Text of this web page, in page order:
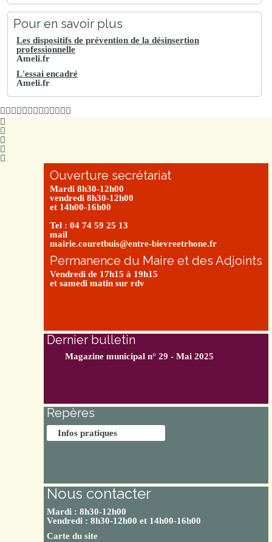
Pour en savoir plus
Les dispositifs de prévention de la désinsertion
professionnelle
Ameli.fr
L'essai encadré
Ameli.fr
Ouverture secrétariat
Mardi 8h30-12h00
vendredi 8h30-12h00
et 14h00-16h00
Tel : 04 74 59 25 13
mail
mairie.couretbuis@entre-bievreetrhone.fr
Permanence du Maire et des Adjoints
Vendredi de 17h15 à 19h15
et samedi matin sur rdv
Dernier bulletin
Magazine municipal n° 29 - Mai 2025
Repères
Infos pratiques
Nous contacter
Mardi : 8h30-12h00
Vendredi : 8h30-12h00 et 14h00-16h00
Carte du site